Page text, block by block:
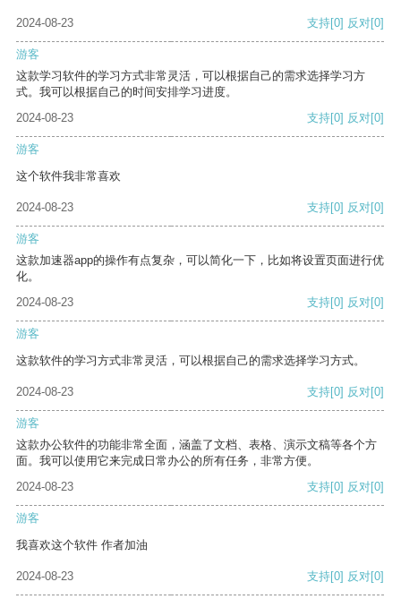
2024-08-23 支持[0] 反对[0]
游客
这款学习软件的学习方式非常灵活，可以根据自己的需求选择学习方
式。我可以根据自己的时间安排学习进度。
2024-08-23
支持[0] 反对[0]
游客
这个软件我非常喜欢
2024-08-23 支持[0] 反对[0]
游客
这款加速器app的操作有点复杂，可以简化一下，比如将设置页面进行优
化。
2024-08-23
支持[0] 反对[0]
游客
这款软件的学习方式非常灵活，可以根据自己的需求选择学习方式。
2024-08-23 支持[0] 反对[0]
游客
这款办公软件的功能非常全面，涵盖了文档、表格、演示文稿等各个方
面。我可以使用它来完成日常办公的所有任务，非常方便。
2024-08-23
支持[0] 反对[0]
游客
我喜欢这个软件 作者加油
2024-08-23 支持[0] 反对[0]